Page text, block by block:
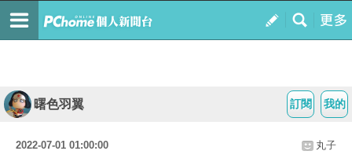
我的
訂閱
曙色羽翼
2022-07-01 01:00:00 丸子